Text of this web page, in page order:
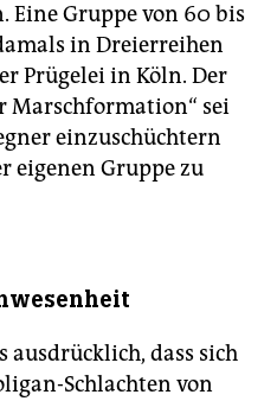
Eine Gruppe von 60 bis
in Dreierreihen
Prügelei in Köln. Der
Marschformation“ sei
einzuschüchtern
eigenen Gruppe zu
ausdrücklich, dass sich
Schlachten von